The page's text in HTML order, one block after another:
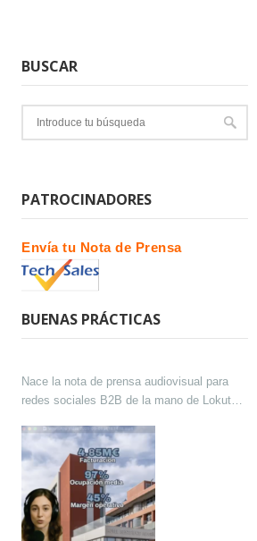
BUSCAR
PATROCINADORES
Envía tu Nota de Prensa
BUENAS PRÁCTICAS
Nace la nota de prensa audiovisual para
redes sociales B2B de la mano de Lokutor